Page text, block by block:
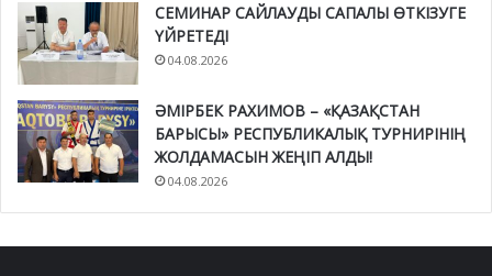
СЕМИНАР САЙЛАУДЫ САПАЛЫ ӨТКІЗУГЕ
ҮЙРЕТЕДІ
04.08.2026
ӘМІРБЕК РАХИМОВ – «ҚАЗАҚСТАН
БАРЫСЫ» РЕСПУБЛИКАЛЫҚ ТУРНИРІНІҢ
ЖОЛДАМАСЫН ЖЕҢІП АЛДЫ!
04.08.2026